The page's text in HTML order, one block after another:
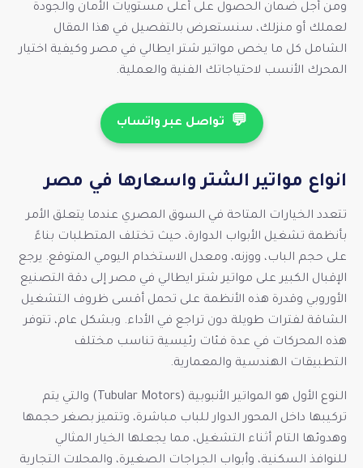
ومن أجل ضمان الحصول على أعلى مستويات الأمان والجودة
لعملك أو منزلك، سنستعرض بالتفصيل في هذا المقال
الشامل كل ما يخص مواتير شتر ايطالي في مصر وكيفية اختيار
المحرك الأنسب لاحتياجاتك الفنية والعملية.
💬 تواصل عبر واتساب
انواع مواتير الشتر واسعارها في مصر
تتعدد الخيارات المتاحة في السوق المصري عندما يتعلق الأمر
بأنظمة تشغيل الأبواب الدوارة، حيث تختلف المتطلبات بناءً
على حجم الباب، ووزنه، ومعدل الاستخدام اليومي المتوقع. يرجع
الإقبال الكبير على مواتير شتر ايطالي في مصر إلى دقة التصنيع
الأوروبي وقدرة هذه الأنظمة على تحمل أقسى ظروف التشغيل
الشاقة لفترات طويلة دون تراجع في الأداء. وبشكل عام، تتوفر
هذه المحركات في عدة فئات رئيسية تناسب مختلف
التطبيقات الهندسية والمعمارية.
النوع الأول هو المواتير الأنبوبية (Tubular Motors) والتي يتم
تركيبها داخل المحور الدوار للباب مباشرة، وتتميز بصغر حجمها
وهدوئها التام أثناء التشغيل، مما يجعلها الخيار المثالي
للنوافذ السكنية، وأبواب الجراجات الصغيرة، والمحلات التجارية